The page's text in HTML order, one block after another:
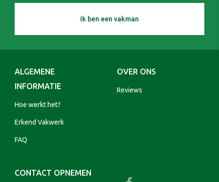
Ik ben een vakman
ALGEMENE
INFORMATIE
Hoe werkt het?
Erkend Vakwerk
FAQ
OVER ONS
Reviews
CONTACT OPNEMEN